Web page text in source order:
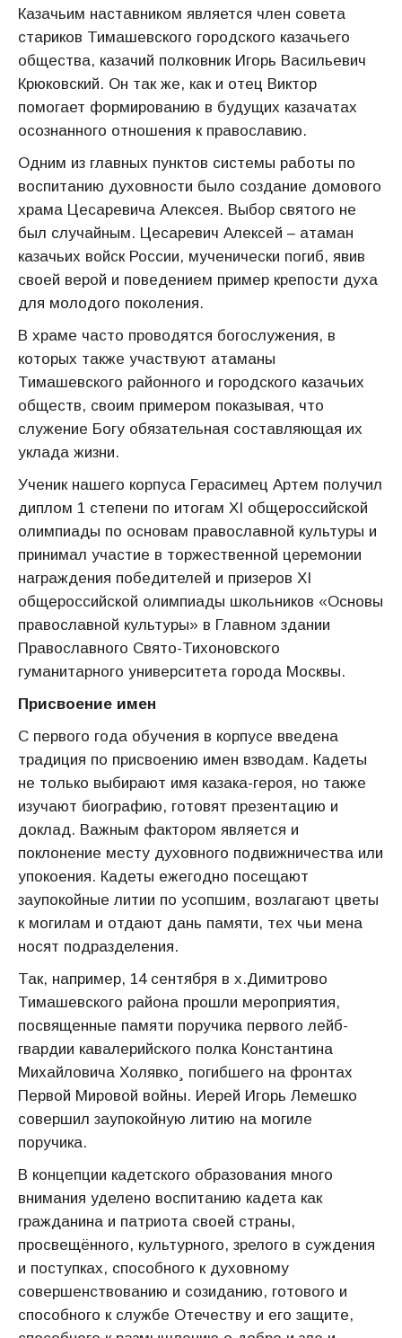
Казачьим наставником является член совета
стариков Тимашевского городского казачьего
общества, казачий полковник Игорь Васильевич
Крюковский. Он так же, как и отец Виктор
помогает формированию в будущих казачатах
осознанного отношения к православию.
Одним из главных пунктов системы работы по
воспитанию духовности было создание домового
храма Цесаревича Алексея. Выбор святого не
был случайным. Цесаревич Алексей – атаман
казачьих войск России, мученически погиб, явив
своей верой и поведением пример крепости духа
для молодого поколения.
В храме часто проводятся богослужения, в
которых также участвуют атаманы
Тимашевского районного и городского казачьих
обществ, своим примером показывая, что
служение Богу обязательная составляющая их
уклада жизни.
Ученик нашего корпуса Герасимец Артем получил
диплом 1 степени по итогам XI общероссийской
олимпиады по основам православной культуры и
принимал участие в торжественной церемонии
награждения победителей и призеров XI
общероссийской олимпиады школьников «Основы
православной культуры» в Главном здании
Православного Свято-Тихоновского
гуманитарного университета города Москвы.
Присвоение имен
С первого года обучения в корпусе введена
традиция по присвоению имен взводам. Кадеты
не только выбирают имя казака-героя, но также
изучают биографию, готовят презентацию и
доклад. Важным фактором является и
поклонение месту духовного подвижничества или
упокоения. Кадеты ежегодно посещают
заупокойные литии по усопшим, возлагают цветы
к могилам и отдают дань памяти, тех чьи мена
носят подразделения.
Так, например, 14 сентября в х.Димитрово
Тимашевского района прошли мероприятия,
посвященные памяти поручика первого лейб-
гвардии кавалерийского полка Константина
Михайловича Холявко¸ погибшего на фронтах
Первой Мировой войны. Иерей Игорь Лемешко
совершил заупокойную литию на могиле
поручика.
В концепции кадетского образования много
внимания уделено воспитанию кадета как
гражданина и патриота своей страны,
просвещённого, культурного, зрелого в суждения
и поступках, способного к духовному
совершенствованию и созиданию, готового и
способного к службе Отечеству и его защите,